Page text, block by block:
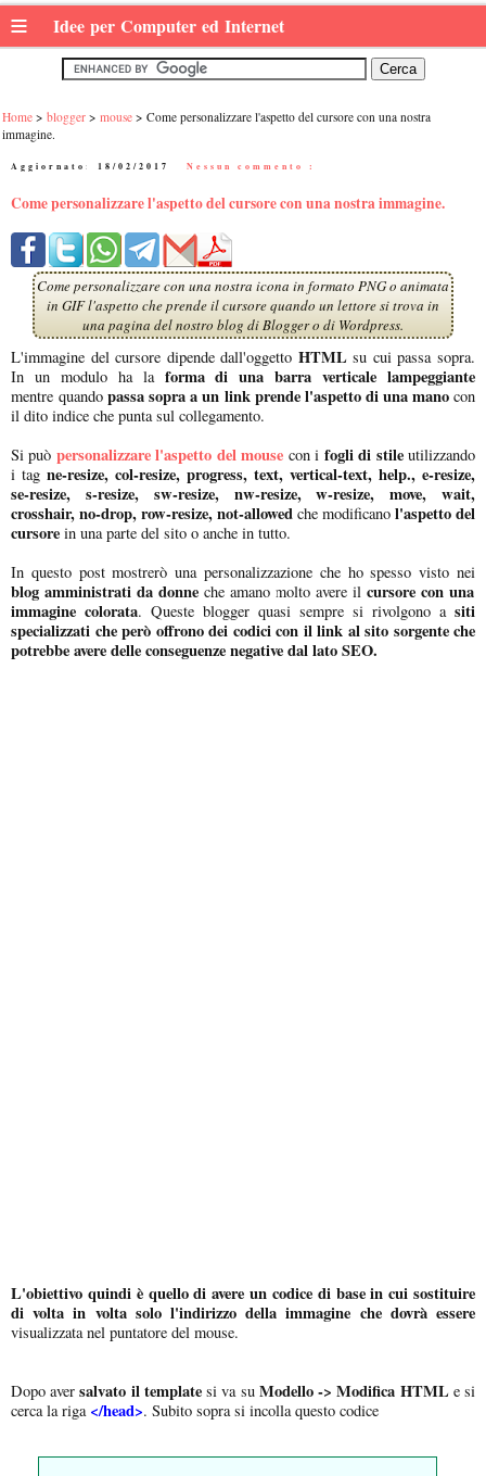
≡ Idee per Computer ed Internet
Home blogger mouse
Come personalizzare l'aspetto del cursore con una nostra
immagine.
Aggiornato: 18/02/2017 Nessun commento :
Come personalizzare l'aspetto del cursore con una nostra immagine.
Come personalizzare con una nostra icona in formato PNG o animata
in GIF l'aspetto che prende il cursore quando un lettore si trova in
una pagina del nostro blog di Blogger o di Wordpress.
L'immagine del cursore dipende dall'oggetto HTMLsu cui passa sopra.
In un modulo ha la forma di una barra verticale lampeggiante
mentre quandopassa sopra a un link prende l'aspetto di una manocon
il dito indice che punta sul collegamento.
Si può personalizzare l'aspetto del mouse con i fogli di stileutilizzando
i tag ne-resize, col-resize, progress, text, vertical-text, help., e-resize,
se-resize, s-resize, sw-resize, nw-resize, w-resize, move, wait,
crosshair, no-drop, row-resize, not-allowed che modificano l'aspetto del
cursore in una parte del sito o anche in tutto.
In questo post mostrerò una personalizzazione che ho spesso visto nei
blog amministrati da donneche amano molto avere il cursore con una
immagine colorata. Queste blogger quasi sempre si rivolgono a siti
specializzati che però offrono dei codici con il link al sito sorgente che
potrebbe avere delle conseguenze negative dal lato SEO.
L'obiettivo quindi è quello di avere un codice di base in cui sostituire
di volta in volta solo l'indirizzo della immagine che dovrà essere
visualizzata nel puntatore del mouse.
Dopo aver salvato il templatesi va su Modello -> Modifica HTMLe si
cerca la riga </head>. Subito sopra si incolla questo codice